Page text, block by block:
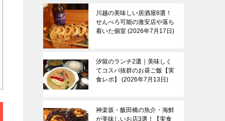
川越の美味しい居酒屋8選！
せんべろ可能の激安店や落ち
着いた個室 2026年7月17日
汐留のランチ2選｜美味しく
てコスパ抜群のお昼ご飯【実
食レポ】
2026年7月13日
神楽坂・飯田橋の魚介・海鮮
が美味しいお店3選！【実食